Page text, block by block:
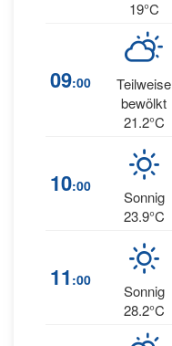
19°C
09:00
Teilweise
bewölkt
21.2°C
10:00
Sonnig
23.9°C
11 :00
Sonnig
28.2°C